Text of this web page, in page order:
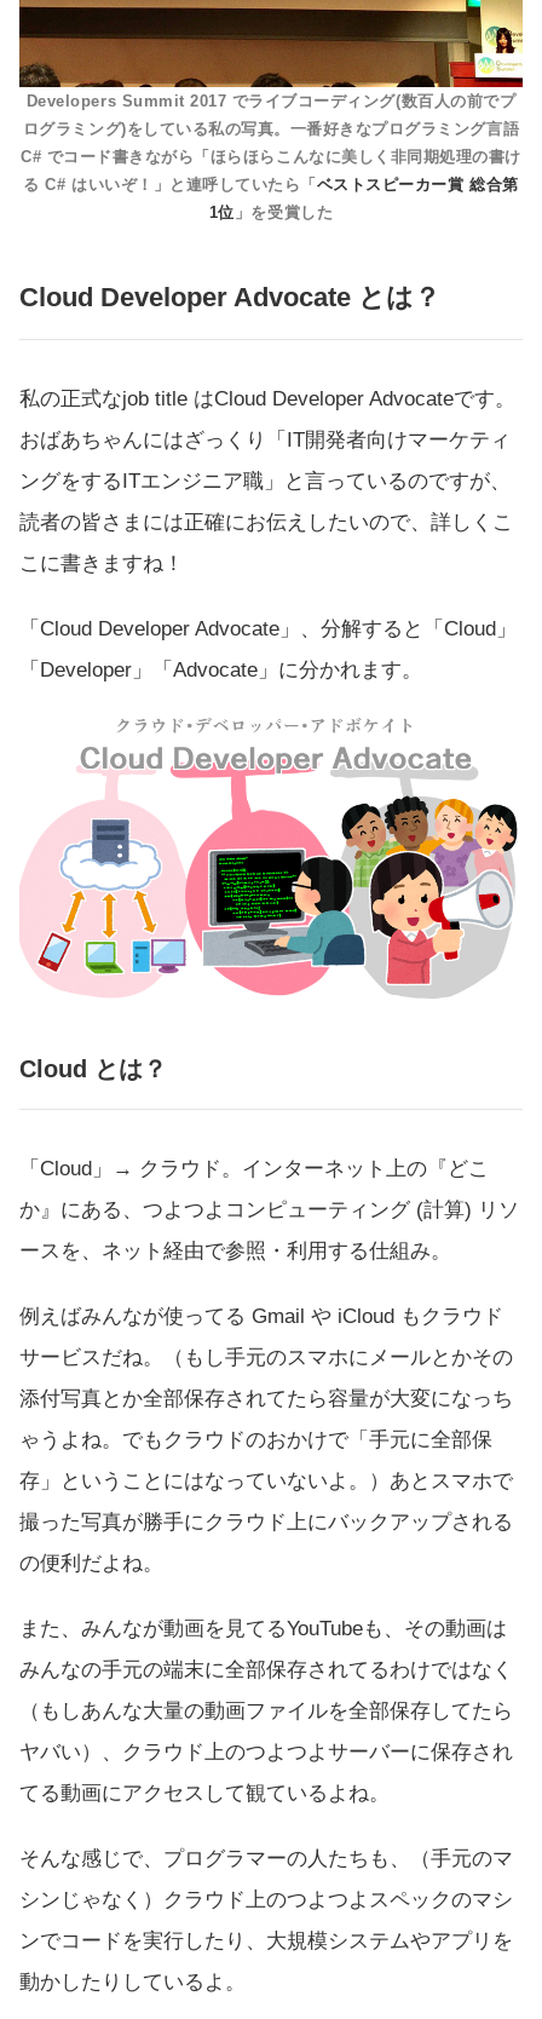
Developers Summit 2017 でライブコーディング(数百人の前でプ
ログラミング)をしている私の写真。一番好きなプログラミング言語
C# でコード書きながら「ほらほらこんなに美しく非同期処理の書け
る C# はいいぞ！」と連呼していたら「 ベストスピーカー賞 総合第
1位 」を受賞した
Cloud Developer Advocate とは？
私の正式なjob title はCloud Developer Advocateです。
おばあちゃんにはざっくり「IT開発者向けマーケティ
ングをするITエンジニア職」と言っているのですが、
読者の皆さまには正確にお伝えしたいので、詳しくこ
こに書きますね！
「Cloud Developer Advocate」、分解すると「Cloud」
「Developer」「Advocate」に分かれます。
Cloud とは？
「Cloud」→ クラウド。インターネット上の『どこ
か』にある、つよつよコンピューティング (計算) リソ
ースを、ネット経由で参照・利用する仕組み。
例えばみんなが使ってる Gmail や iCloud もクラウド
サービスだね。（もし手元のスマホにメールとかその
添付写真とか全部保存されてたら容量が大変になっち
ゃうよね。でもクラウドのおかけで「手元に全部保
存」ということにはなっていないよ。）あとスマホで
撮った写真が勝手にクラウド上にバックアップされる
の便利だよね。
また、みんなが動画を見てるYouTubeも、その動画は
みんなの手元の端末に全部保存されてるわけではなく
（もしあんな大量の動画ファイルを全部保存してたら
ヤバい）、クラウド上のつよつよサーバーに保存され
てる動画にアクセスして観ているよね。
そんな感じで、プログラマーの人たちも、（手元のマ
シンじゃなく）クラウド上のつよつよスペックのマシ
ンでコードを実行したり、大規模システムやアプリを
動かしたりしているよ。